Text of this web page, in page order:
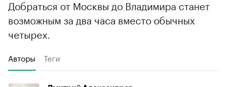
Добраться от Москвы до Владимира станет
возможным за два часа вместо обычных
четырех.
Авторы Теги